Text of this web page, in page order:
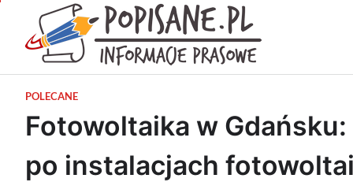
content
POLECANE
Fotowoltaika w
po instalacjach